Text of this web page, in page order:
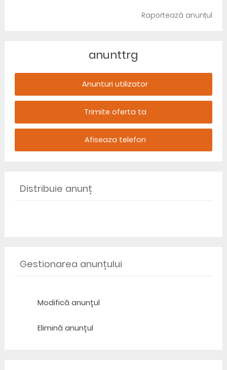
Raportează anunțul
anunttrg
Anunturi utilizator
Trimite oferta ta
Afiseaza telefon
Distribuie anunț
Gestionarea anunțului
Modifică anunțul
Elimină anunțul